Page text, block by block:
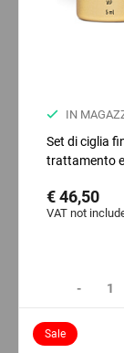
IN
Set di ciglia
trattamento
€ 46,50
VAT not
-
Sale